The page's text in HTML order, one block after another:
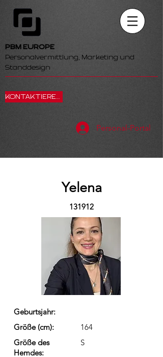
PBM EUROPE
Personalvermittlung, Marketing und
Standdesign
KONTAKTIEREN SIE UNS
Personal-Portal
Yelena
131912
Geburtsjahr:
Größe (cm):
164
Größe des
Hemdes:
S